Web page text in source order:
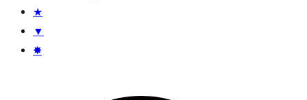
★
▼
✸